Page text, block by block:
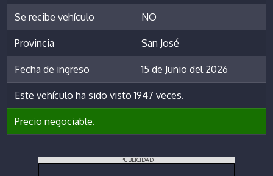
Se recibe vehículo NO
Provincia San José
Fecha de ingreso 15 de Junio del 2026
Este vehículo ha sido visto 1947 veces.
Precio negociable.
PUBLICIDAD